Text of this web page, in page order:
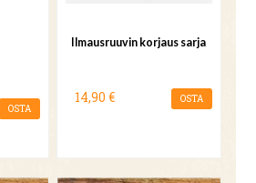
OSTA
Ilmausruuvin korjaus sarja
14,90 € OSTA